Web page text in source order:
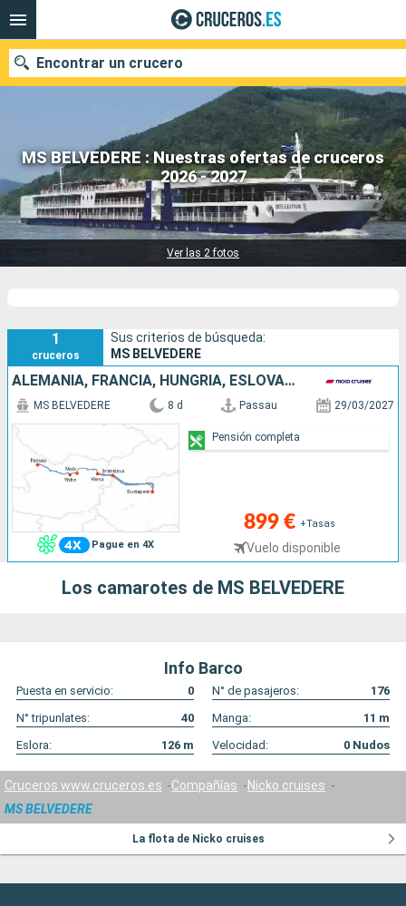
MS BELVEDERE : Nuestras ofertas de cruceros
2026 - 2027
1 cruceros encontrados
Ver las 2 fotos
Encontrar un crucero
Nuestros destinos
Fecha de salida
1
cruceros
Sus criterios de búsqueda:
MS BELVEDERE
ALEMANIA, FRANCIA, HUNGRÍA, ESLOVAQUIA, AUSTRIA
Pague en 4X
MS BELVEDERE 8 d Passau 29/03/2027
899 € +Tasas
Vuelo disponible
Pensión completa
Los camarotes de MS BELVEDERE
Info Barco
Puesta en servicio: 0 N° de pasajeros:
176
N° tripunlates:
40 Manga: 11 m
Eslora:
126 m Velocidad: 0 Nudos
Cruceros www.cruceros.es Compañías
Nicko cruises
MS BELVEDERE
La flota de Nicko cruises